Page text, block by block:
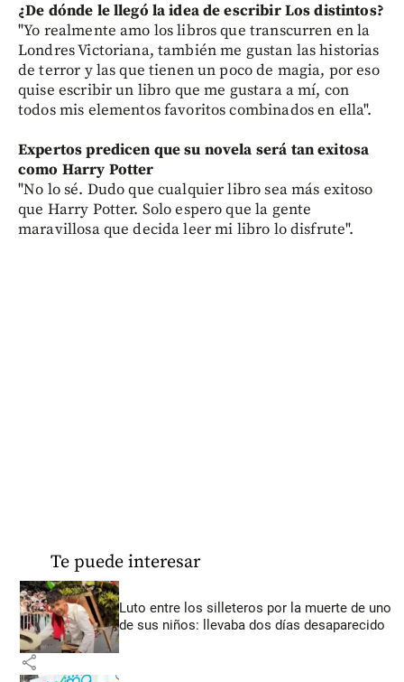
¿De dónde le llegó la idea de escribir Los distintos?
"Yo realmente amo los libros que transcurren en la
Londres Victoriana, también me gustan las historias
de terror y las que tienen un poco de magia, por eso
quise escribir un libro que me gustara a mí, con
todos mis elementos favoritos combinados en ella".
Expertos predicen que su novela será tan exitosa
como Harry Potter
"No lo sé. Dudo que cualquier libro sea más exitoso
que Harry Potter. Solo espero que la gente
maravillosa que decida leer mi libro lo disfrute".
Te puede interesar
Luto entre los silleteros por la muerte de uno
de sus niños: llevaba dos días desaparecido
share